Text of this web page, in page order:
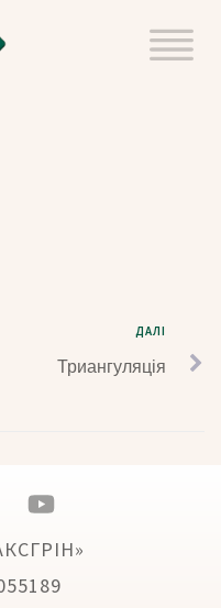
ДАЛІ
Триангуляція